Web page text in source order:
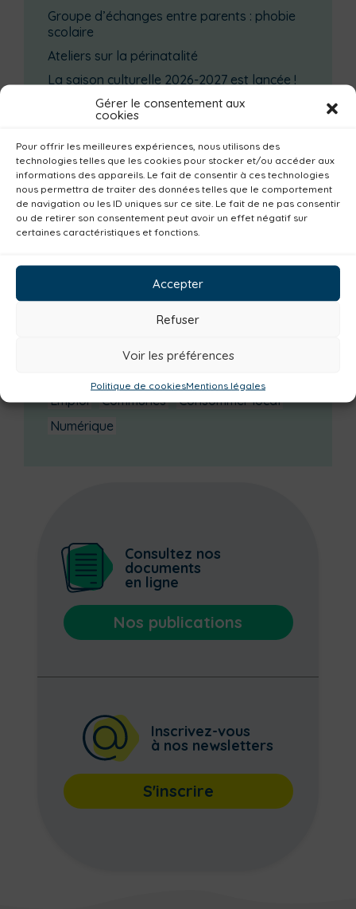
Gérer le consentement aux
cookies
Pour offrir les meilleures expériences, nous utilisons des
technologies telles que les cookies pour stocker et/ou accéder aux
informations des appareils. Le fait de consentir à ces technologies
nous permettra de traiter des données telles que le comportement
de navigation ou les ID uniques sur ce site. Le fait de ne pas consentir
ou de retirer son consentement peut avoir un effet négatif sur
certaines caractéristiques et fonctions.
Accepter
Refuser
Voir les préférences
Politique de cookiesMentions légales
Groupe d’échanges entre parents : phobie
scolaire
Ateliers sur la périnatalité
La saison culturelle 2026-2027 est lancée !
Changements d’horaires activités jeunes
Catégories actualités / agenda
Urbanisme Réemploi Seniors
Loisirs
Magazine
Parents
Bibliothèques
Tourisme
Centre aquatique
Mobilité
Plan climat
Alimentation
Emploi
Communes
Consommer local
Numérique
Consultez nos
documents
en ligne
Nos publications
Inscrivez-vous
à nos newsletters
S'inscrire